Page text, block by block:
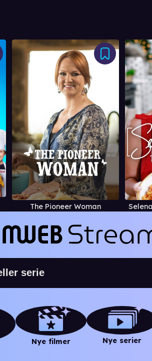
The Pioneer Woman
Nye filmer Nye serier